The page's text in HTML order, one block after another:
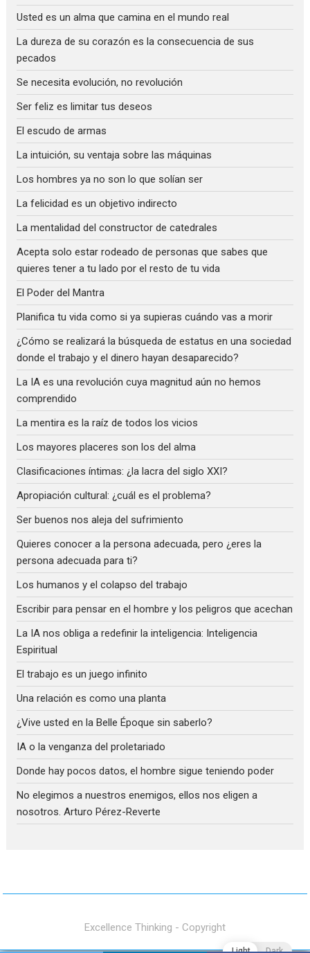
Usted es un alma que camina en el mundo real
La dureza de su corazón es la consecuencia de sus
pecados
Se necesita evolución, no revolución
Ser feliz es limitar tus deseos
El escudo de armas
La intuición, su ventaja sobre las máquinas
Los hombres ya no son lo que solían ser
La felicidad es un objetivo indirecto
La mentalidad del constructor de catedrales
Acepta solo estar rodeado de personas que sabes que
quieres tener a tu lado por el resto de tu vida
El Poder del Mantra
Planifica tu vida como si ya supieras cuándo vas a morir
¿Cómo se realizará la búsqueda de estatus en una sociedad
donde el trabajo y el dinero hayan desaparecido?
La IA es una revolución cuya magnitud aún no hemos
comprendido
La mentira es la raíz de todos los vicios
Los mayores placeres son los del alma
Clasificaciones íntimas: ¿la lacra del siglo XXI?
Apropiación cultural: ¿cuál es el problema?
Ser buenos nos aleja del sufrimiento
Quieres conocer a la persona adecuada, pero ¿eres la
persona adecuada para ti?
Los humanos y el colapso del trabajo
Escribir para pensar en el hombre y los peligros que acechan
La IA nos obliga a redefinir la inteligencia: Inteligencia
Espiritual
El trabajo es un juego infinito
Una relación es como una planta
¿Vive usted en la Belle Époque sin saberlo?
IA o la venganza del proletariado
Donde hay pocos datos, el hombre sigue teniendo poder
No elegimos a nuestros enemigos, ellos nos eligen a
nosotros. Arturo Pérez-Reverte
Excellence Thinking - Copyright
Light Dark